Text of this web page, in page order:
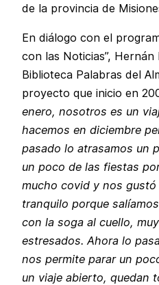
de la provincia de
En diálogo con el
con las Noticias”,
Biblioteca Palabras del
proyecto que inicio en
enero, nosotros es un
hacemos en diciembre
pasado lo atrasamos un
un poco de las fiestas
mucho covid y nos
tranquilo porque
con la soga al cuello,
estresados. Ahora lo
nos permite parar un
un viaje abierto, quedan